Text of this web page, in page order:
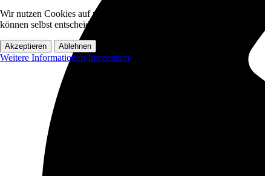
Wir nutzen Cookies auf unserer Website. Einige von ihnen sind
können selbst entscheiden, ob Sie die Cookies zulassen möchten.
Akzeptieren Ablehnen
Weitere Informationen Impressum